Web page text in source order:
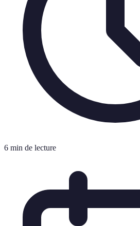
6 min de lecture